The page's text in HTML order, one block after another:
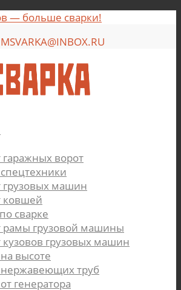
— больше сварки!
ворот
грузовых машин
ковшей
сварке
рамы грузовой машины
грузовых машин
высоте
нержавеющих труб
генератора